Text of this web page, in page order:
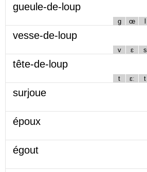
gueule-de-loup
g œ l
vesse-de-loup
v ɛ s
tête-de-loup
t ɛː t
surjoue
époux
égout